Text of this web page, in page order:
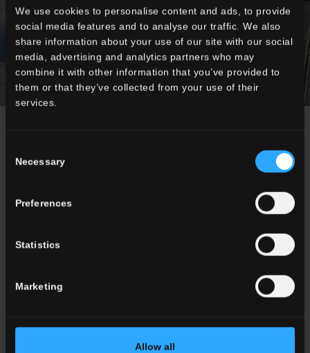
We use cookies to personalise content and ads, to provide
social media features and to analyse our traffic. We also
share information about your use of our site with our social
media, advertising and analytics partners who may
combine it with other information that you’ve provided to
them or that they’ve collected from your use of their
services.
Selection
Necessary
Preferences
Statistics
Marketing
Allow all